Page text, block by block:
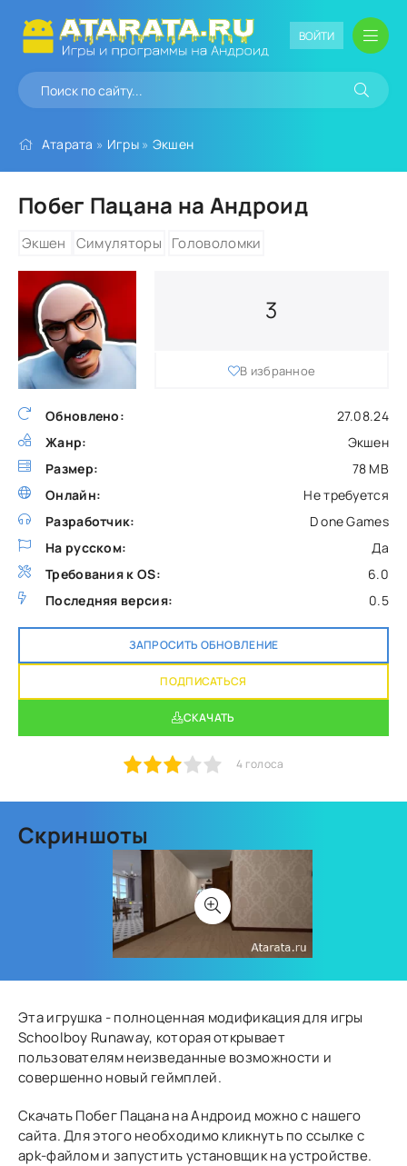
ВОЙТИ
Атарата » Игры» Экшен
Побег Пацана на Андроид
Экшен Симуляторы Головоломки
Обновлено:
27.08.24
Жанр:
Экшен
Размер:
78 MB
Онлайн:
Не требуется
Разработчик:
D one Games
На русском:
Да
Требования к OS:
6.0
Последняя версия:
0.5
3
В избранное
СКАЧАТЬ
ЗАПРОСИТЬ ОБНОВЛЕНИЕ
ПОДПИСАТЬСЯ
4 голоса
Скриншоты
Эта игрушка - полноценная модификация для игры
Schoolboy Runaway, которая открывает
пользователям неизведанные возможности и
совершенно новый геймплей.
Скачать Побег Пацана на Андроид можно с нашего
сайта. Для этого необходимо кликнуть по ссылке с
apk-файлом и запустить установщик на устройстве.